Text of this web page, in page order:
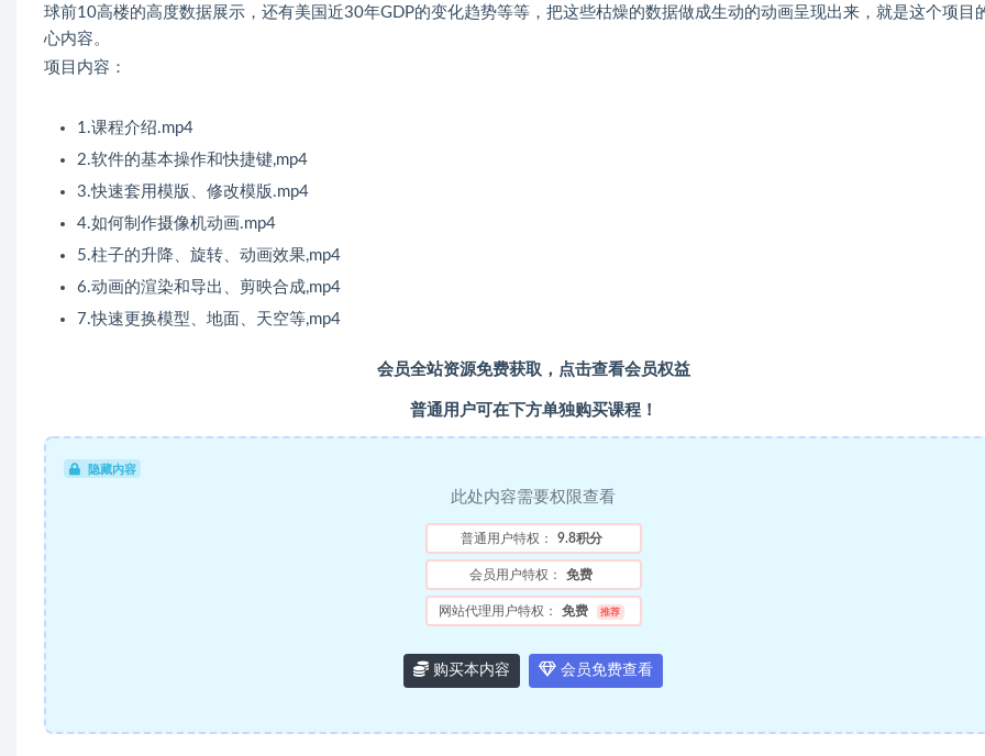
球前10高楼的高度数据展示，还有美国近30年GDP的变化趋势等等，把这些枯燥的数据做成生动的动画呈现出来，就是这个项目
心内容。
项目内容：
1.课程介绍.mp4
2.软件的基本操作和快捷键,mp4
3.快速套用模版、修改模版.mp4
4.如何制作摄像机动画.mp4
5.柱子的升降、旋转、动画效果,mp4
6.动画的渲染和导出、剪映合成,mp4
7.快速更换模型、地面、天空等,mp4
会员全站资源免费获取，点击查看会员权益
普通用户可在下方单独购买课程！
隐藏内容
此处内容需要权限查看
普通用户特权： 9.8积分
会员用户特权： 免费
网站代理用户特权： 免费 推荐
购买本内容 会员免费查看